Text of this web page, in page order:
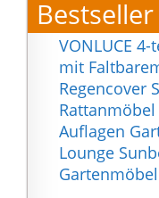
VONLUCE
mit
Regencover
Auflagen
Lounge
Gartenmöbel